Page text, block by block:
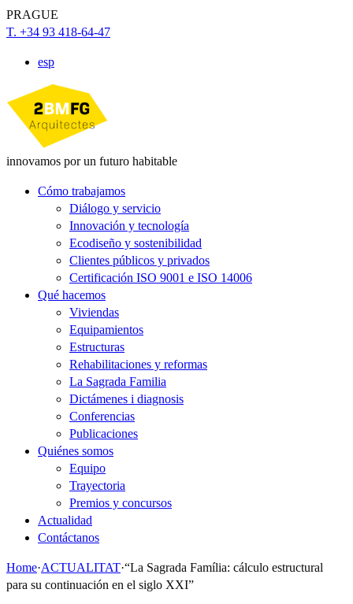
PRAGUE
T. +34 93 418-64-47
esp
innovamos por un futuro habitable
Cómo trabajamos
Diálogo y servicio
Innovación y tecnología
Ecodiseño y sostenibilidad
Clientes públicos y privados
Certificación ISO 9001 e ISO 14006
Qué hacemos
Viviendas
Equipamientos
Estructuras
Rehabilitaciones y reformas
La Sagrada Familia
Dictámenes i diagnosis
Conferencias
Publicaciones
Quiénes somos
Equipo
Trayectoria
Premios y concursos
Actualidad
Contáctanos
Home·ACTUALITAT·“La Sagrada Família: cálculo estructural
para su continuación en el siglo XXI”